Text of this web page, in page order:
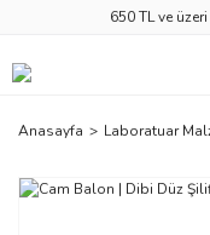
650 TL ve
Anasayfa Laboratuar